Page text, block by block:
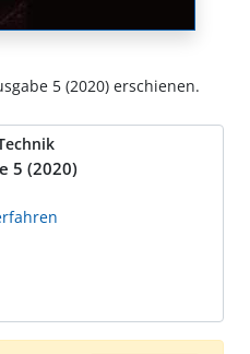
5 (2020) erschienen.
5 (2020)